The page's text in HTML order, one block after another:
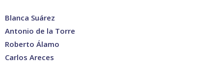
Blanca Suárez
Antonio de la Torre
Roberto Álamo
Carlos Areces